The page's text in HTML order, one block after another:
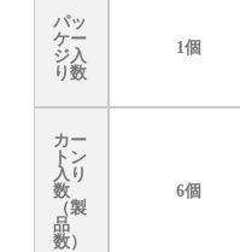
パッ
ケー
ジ入
り数
1個
カー
トン
入り
数
（製
品
数）
6個